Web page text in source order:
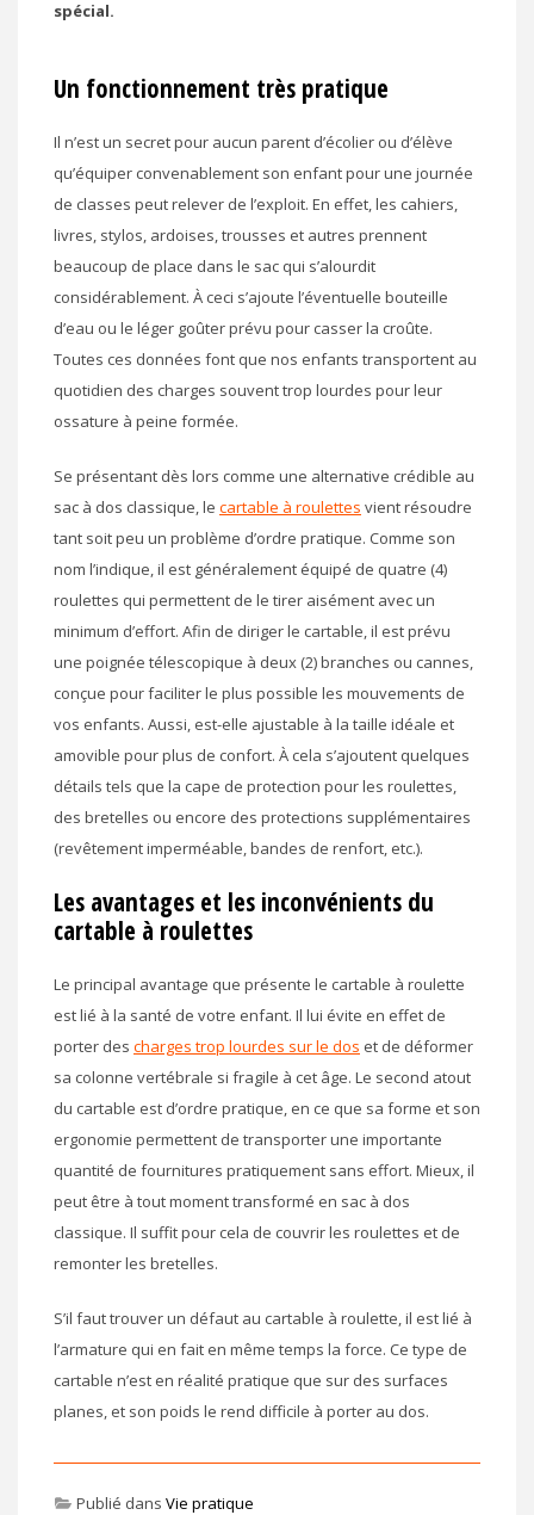
spécial.
Un fonctionnement très pratique
Il n’est un secret pour aucun parent d’écolier ou d’élève
qu’équiper convenablement son enfant pour une journée
de classes peut relever de l’exploit. En effet, les cahiers,
livres, stylos, ardoises, trousses et autres prennent
beaucoup de place dans le sac qui s’alourdit
considérablement. À ceci s’ajoute l’éventuelle bouteille
d’eau ou le léger goûter prévu pour casser la croûte.
Toutes ces données font que nos enfants transportent au
quotidien des charges souvent trop lourdes pour leur
ossature à peine formée.
Se présentant dès lors comme une alternative crédible au
sac à dos classique, le cartable à roulettes vient résoudre
tant soit peu un problème d’ordre pratique. Comme son
nom l’indique, il est généralement équipé de quatre (4)
roulettes qui permettent de le tirer aisément avec un
minimum d’effort. Afin de diriger le cartable, il est prévu
une poignée télescopique à deux (2) branches ou cannes,
conçue pour faciliter le plus possible les mouvements de
vos enfants. Aussi, est-elle ajustable à la taille idéale et
amovible pour plus de confort. À cela s’ajoutent quelques
détails tels que la cape de protection pour les roulettes,
des bretelles ou encore des protections supplémentaires
(revêtement imperméable, bandes de renfort, etc.).
Les avantages et les inconvénients du
cartable à roulettes
Le principal avantage que présente le cartable à roulette
est lié à la santé de votre enfant. Il lui évite en effet de
porter des charges trop lourdes sur le dos et de déformer
sa colonne vertébrale si fragile à cet âge. Le second atout
du cartable est d’ordre pratique, en ce que sa forme et son
ergonomie permettent de transporter une importante
quantité de fournitures pratiquement sans effort. Mieux, il
peut être à tout moment transformé en sac à dos
classique. Il suffit pour cela de couvrir les roulettes et de
remonter les bretelles.
S’il faut trouver un défaut au cartable à roulette, il est lié à
l’armature qui en fait en même temps la force. Ce type de
cartable n’est en réalité pratique que sur des surfaces
planes, et son poids le rend difficile à porter au dos.
Publié dans Vie pratique